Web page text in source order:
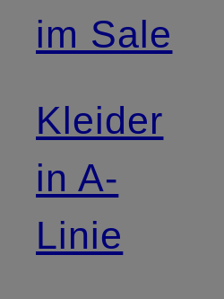
im Sale
Kleider
in A-
Linie